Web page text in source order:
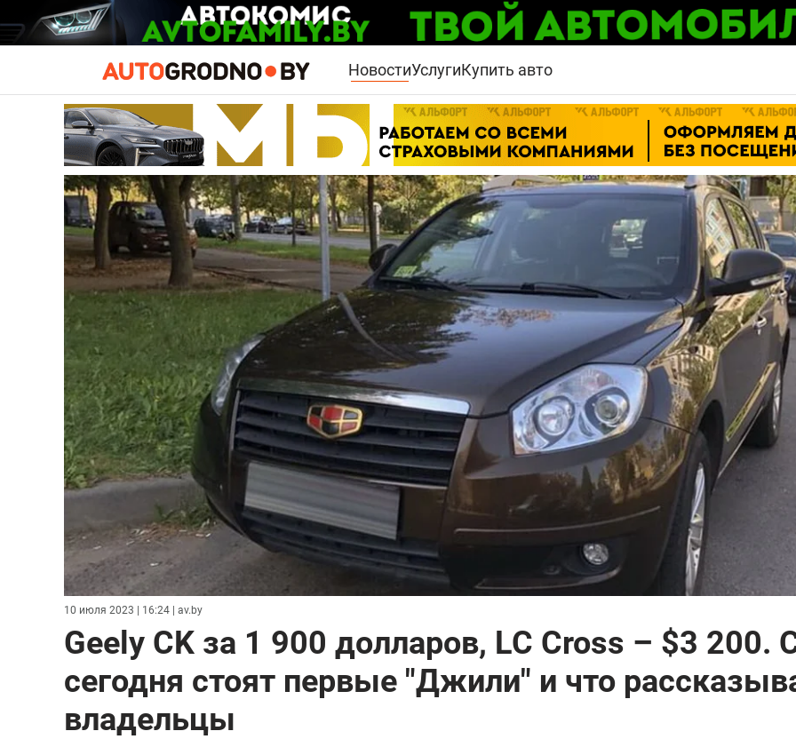
НовостиУслугиКупить авто
10 июля 2023 | 16:24 | av.by
Geely CK за 1 900 долларов, LC Cross – $3 200.
сегодня стоят первые "Джили" и что
владельцы